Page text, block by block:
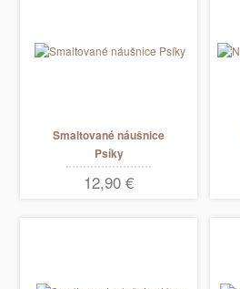
Smaltované náušnice
Psíky
12,90 €